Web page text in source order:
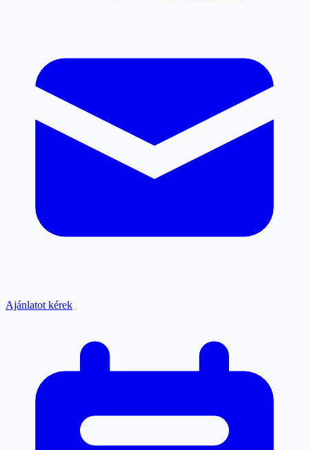
Ajánlatot kérek